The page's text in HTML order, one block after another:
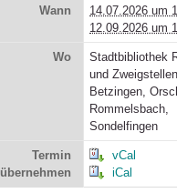
Wann 14.07.2026 um
12.09.2026 um
Wo
Stadtbibliothek
und Zweigstellen
Betzingen,
Rommelsbach,
Sondelfingen
Termin
übernehmen
vCal
iCal